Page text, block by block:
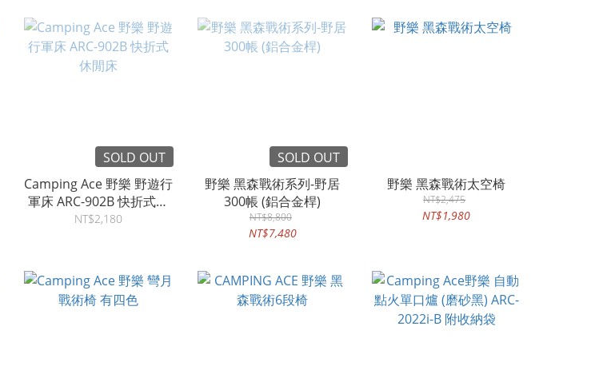
SOLD OUT
Camping Ace 野樂 野遊行
軍床 ARC-902B 快折式休
閒床
NT$2,180
SOLD OUT
野樂 黑森戰術系列-野居
300帳 (鋁合金桿)
NT$8,800
NT$7,480
野樂 黑森戰術太空椅
NT$2,475
NT$1,980